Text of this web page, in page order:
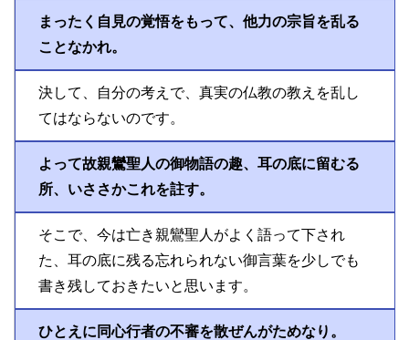
まったく自見の覚悟をもって、他力の宗旨を乱る
ことなかれ。
決して、自分の考えで、真実の仏教の教えを乱し
てはならないのです。
よって故親鸞聖人の御物語の趣、耳の底に留むる
所、いささかこれを註す。
そこで、今は亡き親鸞聖人がよく語って下され
た、耳の底に残る忘れられない御言葉を少しでも
書き残しておきたいと思います。
ひとえに同心行者の不審を散ぜんがためなり。